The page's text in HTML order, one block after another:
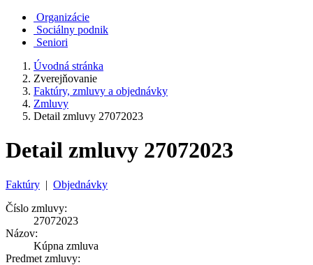
Organizácie
Sociálny podnik
Seniori
Úvodná stránka
Zverejňovanie
Faktúry, zmluvy a objednávky
Zmluvy
Detail zmluvy 27072023
Detail zmluvy 27072023
Faktúry | Objednávky
Číslo zmluvy:
27072023
Názov:
Kúpna zmluva
Predmet zmluvy: